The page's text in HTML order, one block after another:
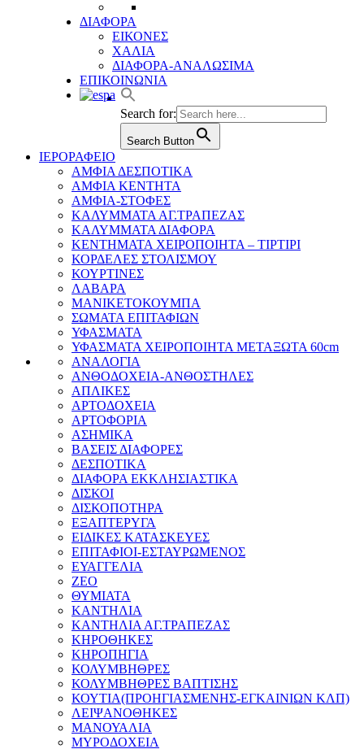
ΔΙΑΦΟΡΑ
ΕΙΚΟΝΕΣ
ΧΑΛΙΑ
ΔΙΑΦΟΡΑ-ΑΝΑΛΩΣΙΜΑ
ΕΠΙΚΟΙΝΩΝΙΑ
Search for:
Search Button
ΙΕΡΟΡΑΦΕΙΟ
ΑΜΦΙΑ ΔΕΣΠΟΤΙΚΑ
ΑΜΦΙΑ ΚΕΝΤΗΤΑ
ΑΜΦΙΑ-ΣΤΟΦΕΣ
ΚΑΛΥΜΜΑΤΑ ΑΓ.ΤΡΑΠΕΖΑΣ
ΚΑΛΥΜΜΑΤΑ ΔΙΑΦΟΡΑ
ΚΕΝΤΗΜΑΤΑ ΧΕΙΡΟΠΟΙΗΤΑ – ΤΙΡΤΙΡΙ
ΚΟΡΔΕΛΕΣ ΣΤΟΛΙΣΜΟΥ
ΚΟΥΡΤΙΝΕΣ
ΛΑΒΑΡΑ
ΜΑΝΙΚΕΤΟΚΟΥΜΠΑ
ΣΩΜΑΤΑ ΕΠΙΤΑΦΙΩΝ
ΥΦΑΣΜΑΤΑ
ΥΦΑΣΜΑΤΑ ΧΕΙΡΟΠΟΙΗΤΑ ΜΕΤΑΞΩΤΑ 60cm
ΑΝΑΛΟΓΙΑ
ΑΝΘΟΔΟΧΕΙΑ-ΑΝΘΟΣΤΗΛΕΣ
ΑΠΛΙΚΕΣ
ΑΡΤΟΔΟΧΕΙΑ
ΑΡΤΟΦΟΡΙΑ
ΑΣΗΜΙΚΑ
ΒΑΣΕΙΣ ΔΙΑΦΟΡΕΣ
ΔΕΣΠΟΤΙΚΑ
ΔΙΑΦΟΡΑ ΕΚΚΛΗΣΙΑΣΤΙΚΑ
ΔΙΣΚΟΙ
ΔΙΣΚΟΠΟΤΗΡΑ
ΕΞΑΠΤΕΡΥΓΑ
ΕΙΔΙΚΕΣ ΚΑΤΑΣΚΕΥΕΣ
ΕΠΙΤΑΦΙΟΙ-ΕΣΤΑΥΡΩΜΕΝΟΣ
ΕΥΑΓΓΕΛΙΑ
ΖΕΟ
ΘΥΜΙΑΤΑ
ΚΑΝΤΗΛΙΑ
ΚΑΝΤΗΛΙΑ ΑΓ.ΤΡΑΠΕΖΑΣ
ΚΗΡΟΘΗΚΕΣ
ΚΗΡΟΠΗΓΙΑ
ΚΟΛΥΜΒΗΘΡΕΣ
ΚΟΛΥΜΒΗΘΡΕΣ ΒΑΠΤΙΣΗΣ
ΚΟΥΤΙΑ(ΠΡΟΗΓΙΑΣΜΕΝΗΣ-ΕΓΚΑΙΝΙΩΝ ΚΛΠ)
ΛΕΙΨΑΝΟΘΗΚΕΣ
ΜΑΝΟΥΑΛΙΑ
ΜΥΡΟΔΟΧΕΙΑ